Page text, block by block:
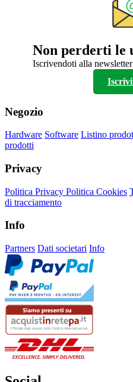
Non perderti le
Iscrivendoti alla
Negozio
Hardware Software Listino
prodotti
Privacy
Politica Privacy Politica Cookies
di tracciamento
Info
Partners Dati societari Info